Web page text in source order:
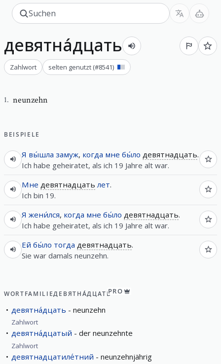
девятна́дцать
Zahlwort selten genutzt (#8541)
1. neunzehn
BEISPIELE
Я вы́шла замуж, когда мне бы́ло девятнадцать.
Ich habe geheiratet, als ich 19 Jahre alt war.
Мне девятнадцать лет.
Ich bin 19.
Я жени́лся, когда мне бы́ло девятнадцать.
Ich habe geheiratet, als ich 19 Jahre alt war.
Ей бы́ло тогда девятнадцать.
Sie war damals neunzehn.
WORTFAMILIEДЕВЯТНА́ДЦАТЬPRO
девятна́дцать neunzehn
Zahlwort
девятна́дцатый der neunzehnte
Zahlwort
девятнадцатиле́тний neunzehnjährig